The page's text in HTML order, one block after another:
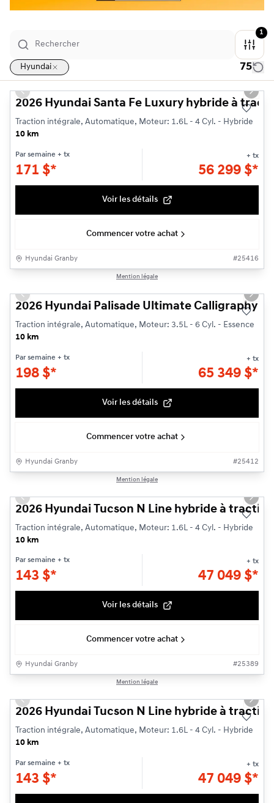
1
Hyundai 75
1/3
Previous slide Next
2026 Hyundai Santa Fe Luxury hybride à
Traction intégrale, Automatique, Moteur: 1.6L - 4 Cyl. - Hybride
10 km
Par semaine + tx
171 $*
+ tx
56 299 $*
Voir les détails
Commencer votre achat
Hyundai Granby #25416
Mention légale
Previous slide Next
2026 Hyundai Palisade Ultimate Calligraphy
Traction intégrale, Automatique, Moteur: 3.5L - 6 Cyl. - Essence
10 km
Par semaine + tx
198 $*
+ tx
65 349 $*
Voir les détails
Commencer votre achat
Hyundai Granby #25412
Mention légale
Previous slide Next
2026 Hyundai Tucson N Line hybride à
Traction intégrale, Automatique, Moteur: 1.6L - 4 Cyl. - Hybride
10 km
Par semaine + tx
143 $*
+ tx
47 049 $*
Voir les détails
Commencer votre achat
Hyundai Granby #25389
Mention légale
Previous slide Next
2026 Hyundai Tucson N Line hybride à
Traction intégrale, Automatique, Moteur: 1.6L - 4 Cyl. - Hybride
10 km
Par semaine + tx
143 $*
+ tx
47 049 $*